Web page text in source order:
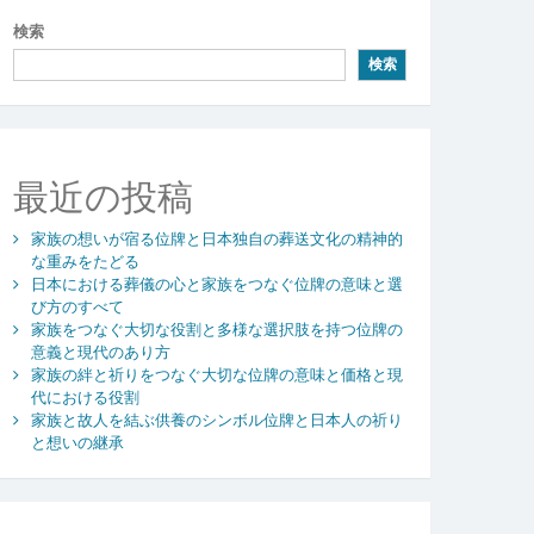
検索
検索
最近の投稿
家族の想いが宿る位牌と日本独自の葬送文化の精神的
な重みをたどる
日本における葬儀の心と家族をつなぐ位牌の意味と選
び方のすべて
家族をつなぐ大切な役割と多様な選択肢を持つ位牌の
意義と現代のあり方
家族の絆と祈りをつなぐ大切な位牌の意味と価格と現
代における役割
家族と故人を結ぶ供養のシンボル位牌と日本人の祈り
と想いの継承